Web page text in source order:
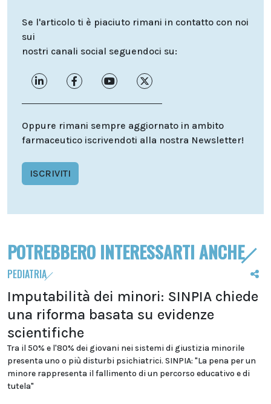
Se l'articolo ti è piaciuto rimani in contatto con noi
sui
nostri canali social seguendoci su:
Oppure rimani sempre aggiornato in ambito
farmaceutico iscrivendoti alla nostra Newsletter!
ISCRIVITI
POTREBBERO INTERESSARTI ANCHE
PEDIATRIA
Imputabilità dei minori: SINPIA chiede
una riforma basata su evidenze
scientifiche
Tra il 50% e l'80% dei giovani nei sistemi di giustizia minorile
presenta uno o più disturbi psichiatrici. SINPIA: "La pena per un
minore rappresenta il fallimento di un percorso educativo e di
tutela"